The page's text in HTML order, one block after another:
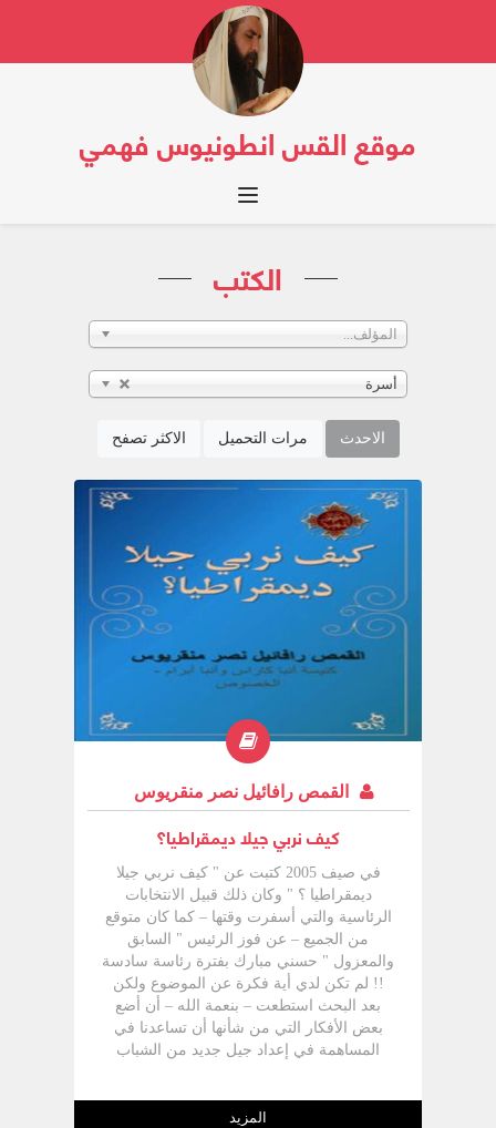
موقع القس انطونيوس فهمي
Toggle navigation
الكتب
المؤلف...
أسرة
الاحدث مرات التحميل الاكثر تصفح
القمص رافائيل نصر منقريوس
كيف نربي جيلا ديمقراطيا؟
في صيف 2005 كتبت عن " كيف نربي جيلا
ديمقراطيا ؟ " وكان ذلك قبيل الانتخابات
الرئاسية والتي أسفرت وقتها – كما كان متوقع
من الجميع – عن فوز الرئيس " السابق
والمعزول " حسني مبارك بفترة رئاسة سادسة
!! لم تكن لدي أية فكرة عن الموضوع ولكن
بعد البحث استطعت – بنعمة الله – أن أضع
بعض الأفكار التي من شأنها أن تساعدنا في
المساهمة في إعداد جيل جديد من الشباب
6 سنوات – حدث ما لم يكن في الحسبان إذ
المزيد